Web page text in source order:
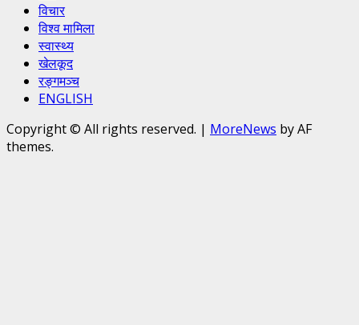
विचार
विश्व मामिला
स्वास्थ्य
खेलकूद
रङ्गमञ्च
ENGLISH
Copyright © All rights reserved. | MoreNews by AF
themes.